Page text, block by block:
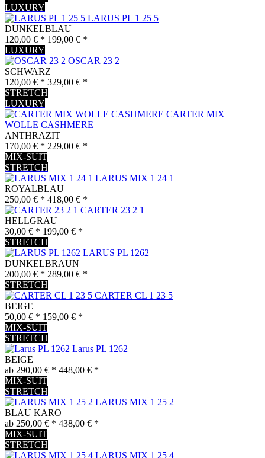
LUXURY
LARUS PL 1 25 5
DUNKELBLAU
120,00 € * 199,00 € *
LUXURY
OSCAR 23 2
SCHWARZ
120,00 € * 329,00 € *
STRETCH
LUXURY
CARTER MIX
WOLLE CASHMERE
ANTHRAZIT
170,00 € * 229,00 € *
MIX-SUIT
STRETCH
LARUS MIX 1 24 1
ROYALBLAU
250,00 € * 418,00 € *
CARTER 23 2 1
HELLGRAU
30,00 € * 199,00 € *
STRETCH
LARUS PL 1262
DUNKELBRAUN
200,00 € * 289,00 € *
STRETCH
CARTER CL 1 23 5
BEIGE
50,00 € * 159,00 € *
MIX-SUIT
STRETCH
Larus PL 1262
BEIGE
ab 290,00 € * 448,00 € *
MIX-SUIT
STRETCH
LARUS MIX 1 25 2
BLAU KARO
ab 250,00 € * 438,00 € *
MIX-SUIT
STRETCH
LARUS MIX 1 25 4